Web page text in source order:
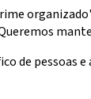
de pessoas